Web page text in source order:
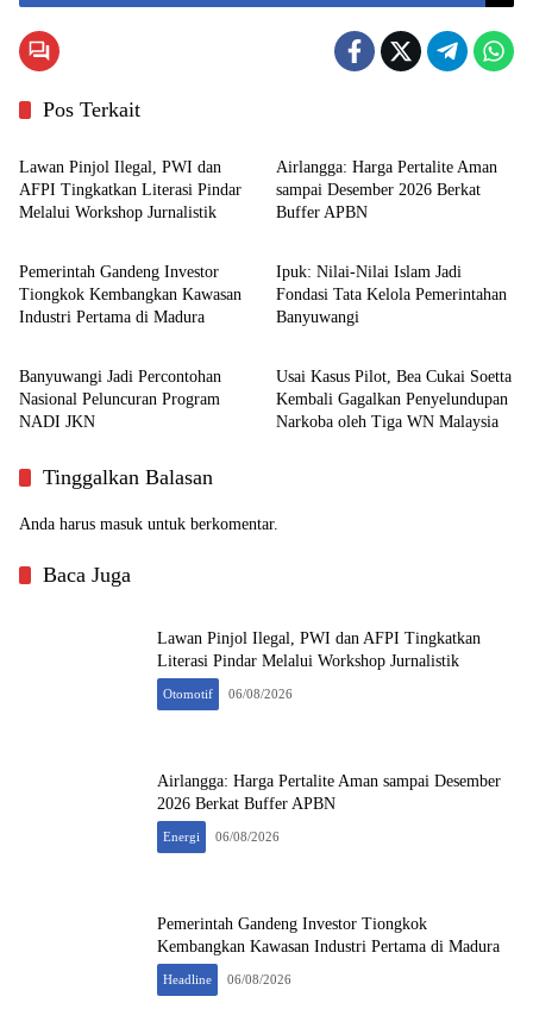
Pos Terkait
Otomotif
Lawan Pinjol Ilegal, PWI dan
AFPI Tingkatkan Literasi Pindar
Melalui Workshop Jurnalistik
Airlangga: Harga Pertalite Aman
sampai Desember 2026 Berkat
Buffer APBN
Headline
Pemerintah Gandeng Investor
Tiongkok Kembangkan Kawasan
Industri Pertama di Madura
Headline
Ipuk: Nilai-Nilai Islam Jadi
Fondasi Tata Kelola Pemerintahan
Banyuwangi
Otomotif
Banyuwangi Jadi Percontohan
Nasional Peluncuran Program
NADI JKN
Otomotif
Usai Kasus Pilot, Bea Cukai Soetta
Kembali Gagalkan Penyelundupan
Narkoba oleh Tiga WN Malaysia
Tinggalkan Balasan
Anda harus masuk untuk berkomentar.
Baca Juga
Lawan Pinjol Ilegal, PWI dan AFPI Tingkatkan
Literasi Pindar Melalui Workshop Jurnalistik
Otomotif 06/08/2026
Airlangga: Harga Pertalite Aman sampai Desember
2026 Berkat Buffer APBN
Energi 06/08/2026
Pemerintah Gandeng Investor Tiongkok
Kembangkan Kawasan Industri Pertama di Madura
Headline 06/08/2026